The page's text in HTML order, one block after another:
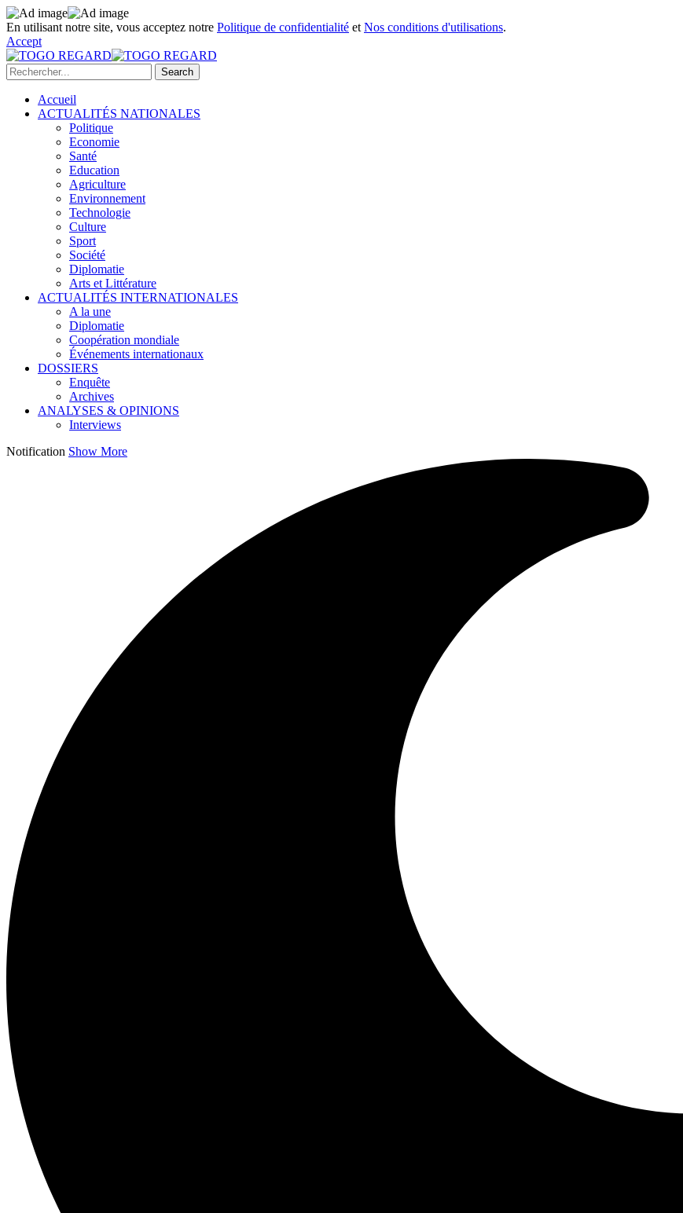
En utilisant notre site, vous acceptez notre Politique de confidentialité et Nos conditions d'utilisations.
Accept
Accueil
ACTUALITÉS NATIONALES
Politique
Economie
Santé
Education
Agriculture
Environnement
Technologie
Culture
Sport
Société
Diplomatie
Arts et Littérature
ACTUALITÉS INTERNATIONALES
A la une
Diplomatie
Coopération mondiale
Événements internationaux
DOSSIERS
Enquête
Archives
ANALYSES & OPINIONS
Interviews
Notification Show More